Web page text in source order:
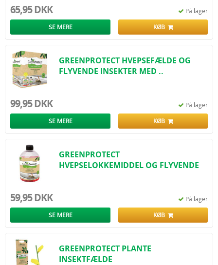
Sprayens aktivstof er udvundet af krysantemumblomster. En anden og
nem form for hvepsebekæmpelse kan også være at udtænke den rigtige
beplantning omkring din terrasse. Hvepse elsker blomster, så plant i
stedet en hvepse afskrækker ved terrassen. Hvepse bryder sig nemlig ikke
om alle former for pebermynte, citrontimian og eukalyptus, og disse
planter og krydderurter er da fine at kigge på ud over, at hvepsene ikke
gider være der.
65,95 DKK På lager
SE MERE KØB
GREENPROTECT HVEPSEFÆLDE OG
FLYVENDE INSEKTER MED ..
99,95 DKK På lager
SE MERE KØB
GREENPROTECT
HVEPSELOKKEMIDDEL OG FLYVENDE
59,95 DKK På lager
SE MERE KØB
GREENPROTECT PLANTE
INSEKTFÆLDE